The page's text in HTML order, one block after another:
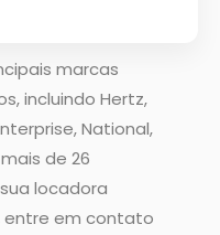
marcas
incluindo Hertz,
National,
de 26
locadora
entre em contato